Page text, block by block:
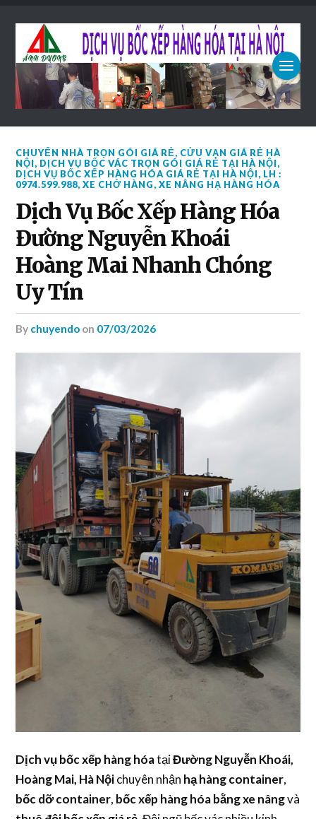
CHUYỂN NHÀ TRỌN GÓI GIÁ RẺ, CỬU VẠN GIÁ RẺ HÀ
NỘI, DỊCH VỤ BỐC VÁC TRỌN GÓI GIÁ RẺ TẠI HÀ NỘI,
DỊCH VỤ BỐC XẾP HÀNG HÓA GIÁ RẺ TẠI HÀ NỘI, LH :
0974.599.988,XE CHỞ HÀNG,XE NÂNG HẠ HÀNG HÓA
Dịch Vụ Bốc Xếp Hàng Hóa
Đường Nguyễn Khoái
Hoàng Mai Nhanh Chóng
Uy Tín
by chuyendo on 07/03/2026
Dịch vụ bốc xếp hàng hóatạiĐường Nguyễn Khoái,
Hoàng Mai, Hà Nộichuyên nhận hạ hàng container,
bốc dỡ container, bốc xếp hàng hóa bằng xe nângvà